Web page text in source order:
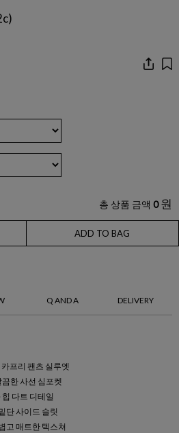
총 상품 금액 0 원
ADD TO BAG
Q AND A DELIVERY
카프리 팬츠 실루엣
끔한 사선 심포켓
힙 다트 디테일
단 사이드 슬릿
고 매트한 텍스쳐